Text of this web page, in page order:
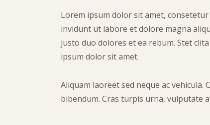
Lorem ipsum dolor sit amet,
invidunt ut labore et dolore magna
justo duo dolores et ea rebum. Stet
ipsum dolor sit amet.
Aliquam laoreet sed neque ac
bibendum. Cras turpis urna, vulputate